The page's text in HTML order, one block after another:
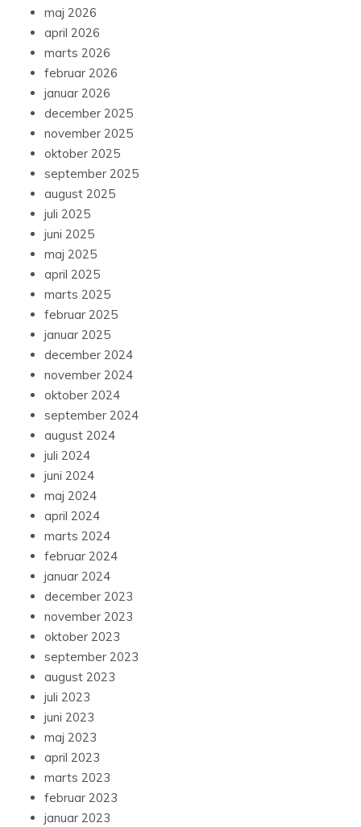
maj 2026
april 2026
marts 2026
februar 2026
januar 2026
december 2025
november 2025
oktober 2025
september 2025
august 2025
juli 2025
juni 2025
maj 2025
april 2025
marts 2025
februar 2025
januar 2025
december 2024
november 2024
oktober 2024
september 2024
august 2024
juli 2024
juni 2024
maj 2024
april 2024
marts 2024
februar 2024
januar 2024
december 2023
november 2023
oktober 2023
september 2023
august 2023
juli 2023
juni 2023
maj 2023
april 2023
marts 2023
februar 2023
januar 2023